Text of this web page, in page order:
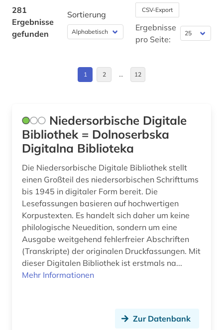
bulgaristik (2)
chinesisch (2)
christentum (1)
design (1)
deutsch (19)
deutsche sprache (1)
deutschland (1)
didaktik (1)
Kroatien (24)
Makedonien (12)
Moldawien (9)
Montenegro (13)
Oesterreich (1)
Osmanisches Reich (1)
Osteuropa (38)
Ostmitteleuropa (18)
Polen (30)
281
Ergebnisse
gefunden
Sortierung CSV-Export
Ergebnisse
pro Seite:
1 2 … 12
Niedersorbische Digitale
Bibliothek = Dolnoserbska
Digitalna Biblioteka
Die Niedersorbische Digitale Bibliothek stellt
einen Großteil des niedersorbischen Schrifttums
bis 1945 in digitaler Form bereit. Die
Lesefassungen basieren auf hochwertigen
Korpustexten. Es handelt sich daher um keine
philologische Neuedition, sondern um eine
Ausgabe weitgehend fehlerfreier Abschriften
(Transkripte) der originalen Druckfassungen. Mit
dieser Digitalen Bibliothek ist erstmals na...
Mehr Informationen
Zur Datenbank